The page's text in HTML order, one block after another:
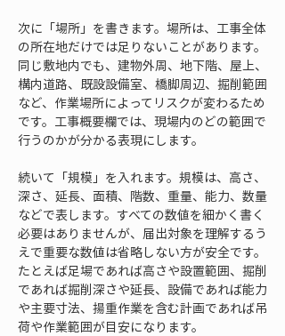
次に「場所」を書きます。場所は、工事全体
の所在地だけでは足りないことがあります。
同じ敷地内でも、建物外周、地下階、屋上、
構内道路、既設設備室、橋脚周辺、掘削範囲
など、作業場所によってリスクが変わるため
です。工事概要欄では、現場内のどの範囲で
行うのかが分かる表現にします。
続いて「規模」を入れます。規模は、高さ、
深さ、延長、面積、階数、重量、能力、数量
などで表します。すべての数値を細かく書く
必要はありませんが、届出対象を理解するう
えで重要な数値は省略しない方が安全です。
たとえば足場であれば高さや設置範囲、掘削
であれば掘削深さや延長、設備であれば能力
や主要寸法、揚重作業を含む計画であれば吊
荷や作業範囲が目安になります。